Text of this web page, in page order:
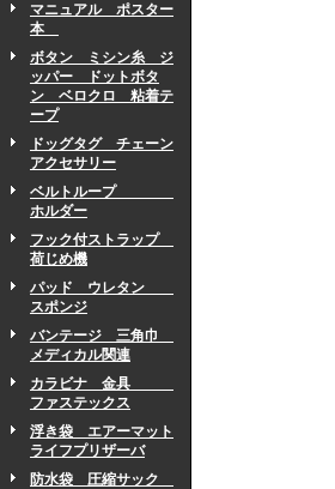
マニュアル ポスター
本
ボタン ミシン糸 ジ
ッパー ドットボタ
ン ベロクロ 粘着テ
ープ
ドッグタグ チェーン
アクセサリー
ベルトループ
ホルダー
フック付ストラップ
荷じめ機
パッド ウレタン
スポンジ
バンテージ 三角巾
メディカル関連
カラビナ 金具
ファステックス
浮き袋 エアーマット
ライフプリザーバ
防水袋 圧縮サック